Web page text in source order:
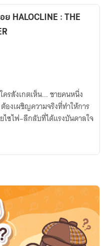
ย HALOCLINE : THE
รสังเกตเห็น... ชายคนหนึ่ง
องเผชิญความจริงที่ทำให้การ
ซไฟ–ลึกลับที่ได้แรงบันดาลใจ